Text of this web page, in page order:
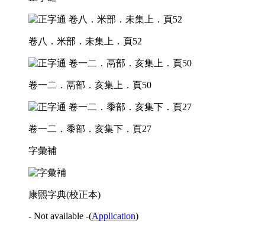
卷八．米部．未集上．頁52
卷一二．鬲部．亥集上．頁50
卷一二．黍部．亥集下．頁27
字彙補
康熙字典(校正本)
- Not available -(Application)